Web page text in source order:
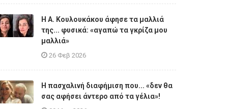
Η A. Κουλουκάκου άφησε τα μαλλιά
της... φυσικά: «αγαπώ τα γκρίζα μου
μαλλιά»
26 Φεβ 2026
Η πασχαλινή διαφήμιση που... «δεν θα
σας αφήσει άντερο από τα γέλια»!